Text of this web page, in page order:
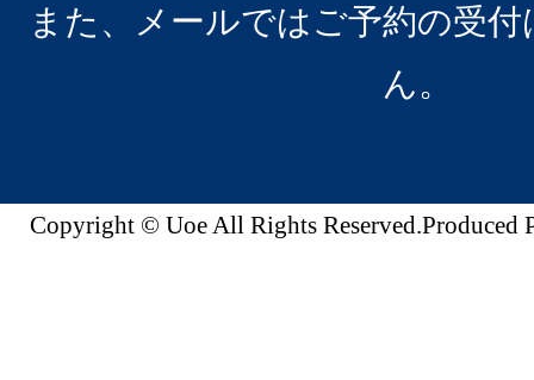
また、メールではご予約の受
ん。
Copyright © Uoe All Rights Reserved.Produced